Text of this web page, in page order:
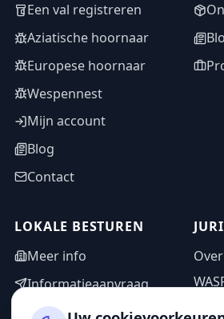
Een val registreren
Aziatische hoornaar
Europese hoornaar
Wespennest
Mijn account
Blog
Contact
LOKALE BESTUREN
Meer info
Informatieaanvraag
Adminzone